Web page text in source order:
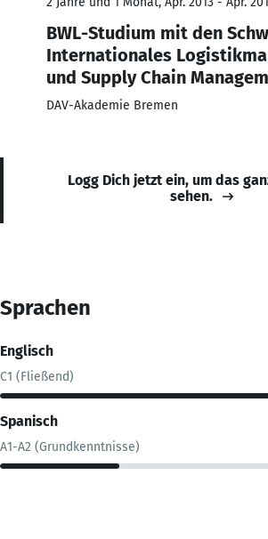
BWL-Studium mit den
Internationales
und Supply Chain
DAV-Akademie Bremen
Logg Dich jetzt ein, um das
sehen.
Sprachen
Englisch
C1 (Fließend)
Spanisch
A1-A2 (Grundkenntnisse)